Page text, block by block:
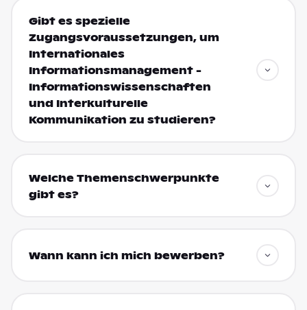
Gibt es spezielle
Zugangsvoraussetzungen, um
Internationales
Informationsmanagement -
Informationswissenschaften
und Interkulturelle
Kommunikation zu studieren?
Welche Themenschwerpunkte
gibt es?
Wann kann ich mich bewerben?